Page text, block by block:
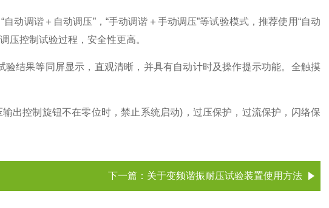
动调谐＋自动调压”，“手动调谐＋手动调压”等试验模式，推荐使用“自动
压控制试验过程，安全性更高。
结果等同屏显示，直观清晰，并具有自动计时及操作提示功能。全触摸
出控制旋钮不在零位时，禁止系统启动)，过压保护，过流保护，闪络保
下一篇： 关于变频谐振耐压试验装置使用方法